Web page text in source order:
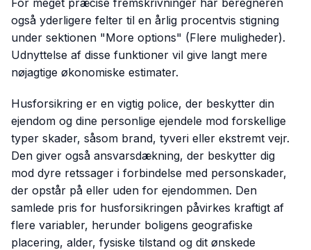
også yderligere felter til en årlig procentvis stigning
under sektionen "More options" (Flere muligheder).
Udnyttelse af disse funktioner vil give langt mere
nøjagtige økonomiske estimater.
Husforsikring er en vigtig police, der beskytter din
ejendom og dine personlige ejendele mod forskellige
typer skader, såsom brand, tyveri eller ekstremt vejr.
Den giver også ansvarsdækning, der beskytter dig
mod dyre retssager i forbindelse med personskader,
der opstår på eller uden for ejendommen. Den
samlede pris for husforsikringen påvirkes kraftigt af
flere variabler, herunder boligens geografiske
placering, alder, fysiske tilstand og dit ønskede